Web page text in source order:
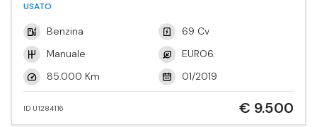
USATO
Benzina
69 Cv
Manuale
EURO6.
85.000 Km
01/2019
ID U1284116 € 9.500